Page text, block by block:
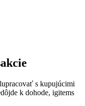
s kupujúcimi
k dohode, igitems